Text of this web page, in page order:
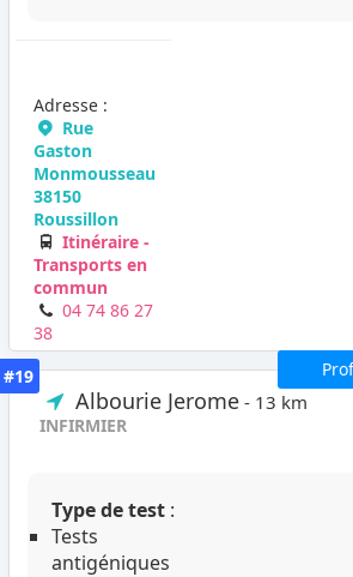
Adresse :
Rue
Gaston
Monmousseau
38150
Roussillon
Itinéraire -
Transports en
commun
04 74 86 27
38
#19
Albourie Jerome - 13 km
INFIRMIER
Type de test :
Tests
antigéniques